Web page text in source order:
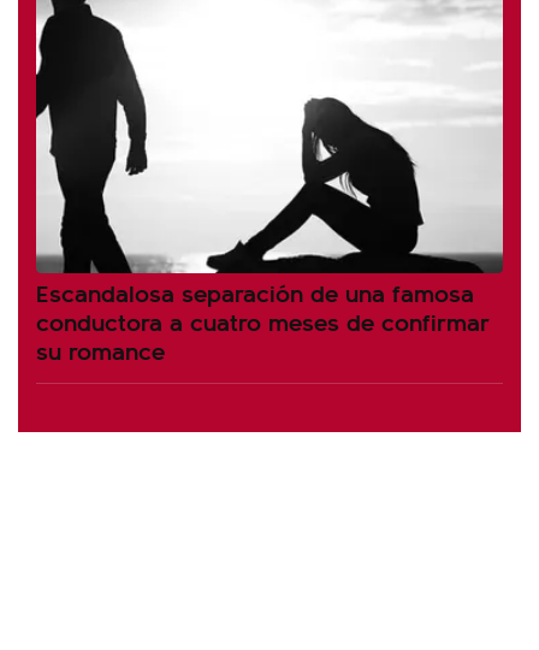
Escandalosa separación de una famosa
conductora a cuatro meses de confirmar
su romance